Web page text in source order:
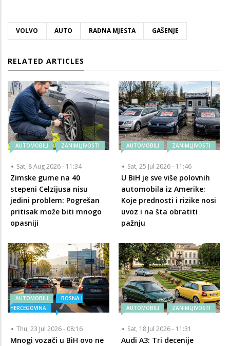
VOLVO AUTO RADNA MJESTA GAŠENJE
RELATED ARTICLES
AUTOMOBILI ZANIMLJIVOSTI
Sat, 8 Aug 2026 - 11:34
Zimske gume na 40
stepeni Celzijusa nisu
jedini problem: Pogrešan
pritisak može biti mnogo
opasniji
AUTOMOBILI ZANIMLJIVOSTI
Sat, 25 Jul 2026 - 11:46
U BiH je sve više polovnih
automobila iz Amerike:
Koje prednosti i rizike nosi
uvoz i na šta obratiti
pažnju
AUTOMOBILI
BOSNA I
HERCEGOVINA
Thu, 23 Jul 2026 - 08:16
Mnogi vozači u BiH ovo ne
AUTOMOBILI ZANIMLJIVOSTI
Sat, 18 Jul 2026 - 11:31
Audi A3: Tri decenije